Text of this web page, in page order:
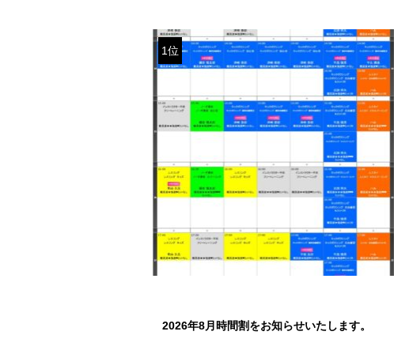
1位
2026年8月時間割をお知らせいたします。